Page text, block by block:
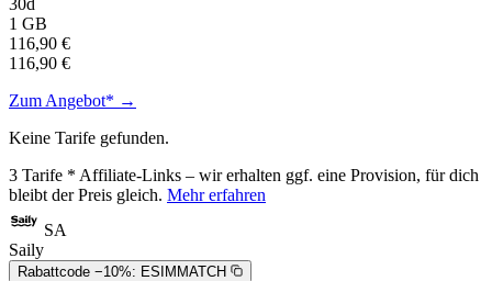
1 GB
116,90 €
116,90 €
Zum Angebot* →
Keine Tarife gefunden.
3 Tarife * Affiliate-Links – wir erhalten ggf. eine Provision, für dich
bleibt der Preis gleich. Mehr erfahren
SA
Saily
Rabattcode −10%: ESIMMATCH